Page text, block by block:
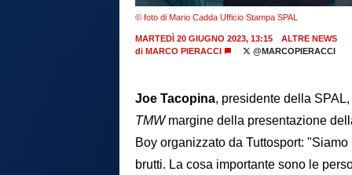
© foto di Mario Cadda Ufficio Stampa SPAL
MARTEDÌ 20 GIUGNO 2023, 13:15
ALTRE NEWS
di MARCO PIERACCI @MARCOPIERACCI
Joe Tacopina, presidente della
TMWmargine della presentazione
Boy organizzato da Tuttosport:
brutti. La cosa importante sono le